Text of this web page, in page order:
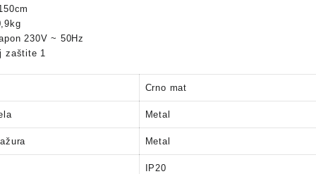
230V ~ 50Hz
zaštite 1
Crno mat
Metal
Metal
IP20